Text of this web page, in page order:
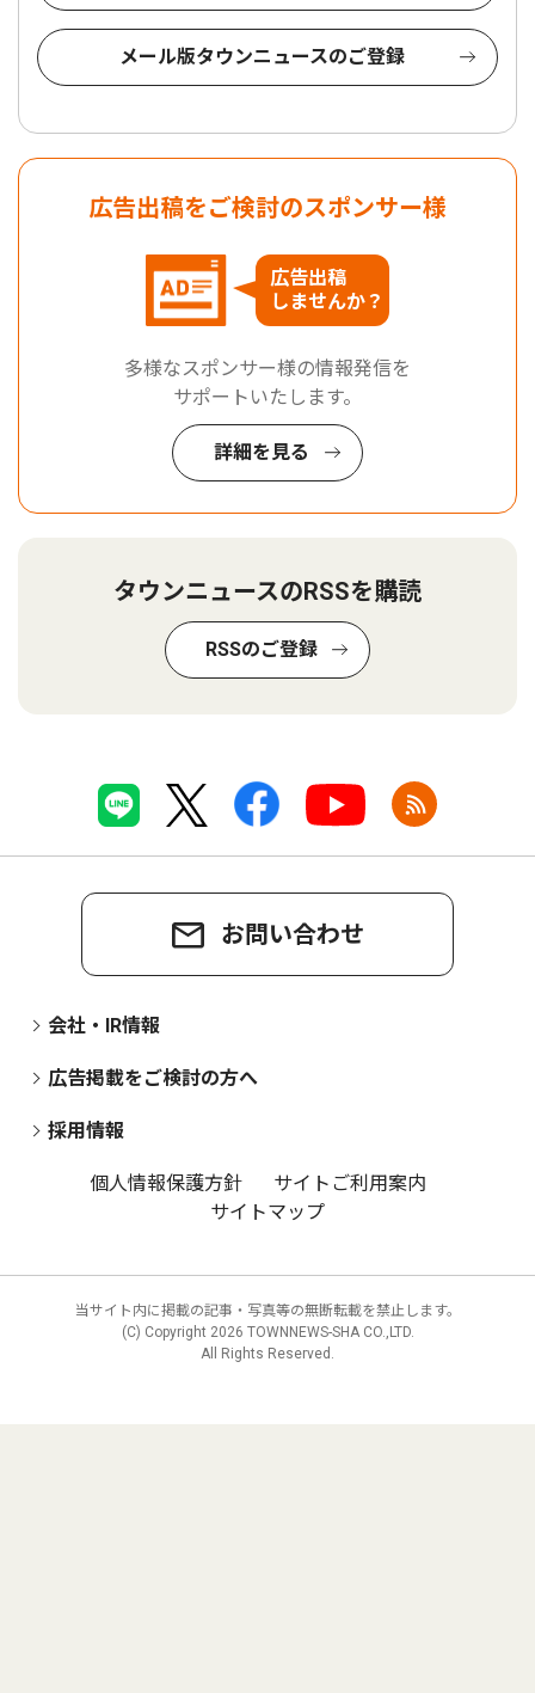
メール版タウンニュースのご登録
広告出稿をご検討のスポンサー様
広告出稿
しませんか？
多様なスポンサー様の情報発信を
サポートいたします。
詳細を見る
タウンニュースのRSSを購読
RSSのご登録
お問い合わせ
会社・IR情報
広告掲載をご検討の方へ
採用情報
個人情報保護方針
サイトご利用案内
サイトマップ
当サイト内に掲載の記事・写真等の無断転載を禁止します。
(C) Copyright 2026 TOWNNEWS-SHA CO.,LTD.
All Rights Reserved.